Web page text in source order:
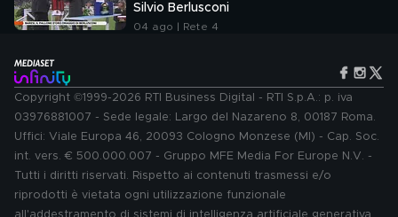
Silvio Berlusconi
04 ago | Rete 4
Copyright ©1999-2026 RTI Business Digital - RTI S.p.A.: p. iva
03976881007 - Sede legale: Largo del Nazareno 8, 00187 Roma.
Uffici: Viale Europa 46, 20093 Cologno Monzese (MI) - Cap. Soc.
int. vers. € 500.000.007 - Gruppo MFE Media For Europe N.V. -
Tutti i diritti riservati. Rispetto ai contenuti trasmessi e/o
riprodotti è vietata ogni utilizzazione funzionale